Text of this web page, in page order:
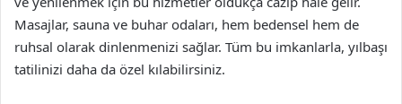
Masajlar, sauna ve buhar odaları, hem bedensel hem de
ruhsal olarak dinlenmenizi sağlar. Tüm bu imkanlarla, yılbaşı
tatilinizi daha da özel kılabilirsiniz.